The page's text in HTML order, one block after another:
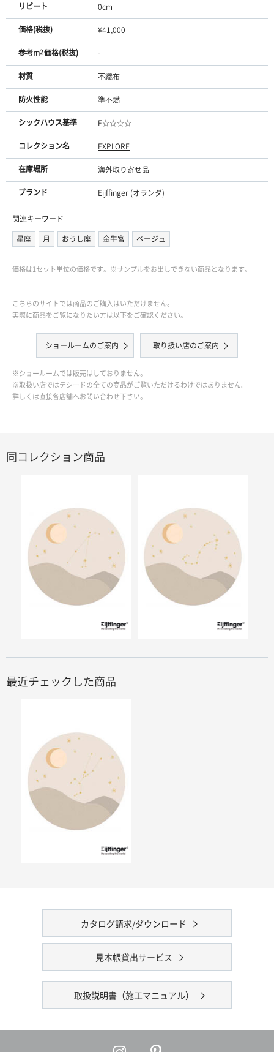
リピート 0cm
価格(税抜) ¥41,000
参考m2価格(税抜) -
材質 不織布
防火性能 準不燃
シックハウス基準 F☆☆☆☆
コレクション名 EXPLORE
在庫場所 海外取り寄せ品
ブランド Eijffinger (オランダ)
関連キーワード
星座
月 おうし座 金牛宮 ベージュ
価格は1セット単位の価格です。※サンプルをお出しできない商品となります。
こちらのサイトでは商品のご購入はいただけません。
実際に商品をご覧になりたい方は以下をご確認ください。
ショールームのご案内 取り扱い店のご案内
※ショールームでは販売はしておりません。
※取扱い店ではテシードの全ての商品がご覧いただけるわけではありません。
詳しくは直接各店舗へお問い合わせ下さい。
同コレクション商品
最近チェックした商品
カタログ請求/ダウンロード
見本帳貸出サービス
取扱説明書（施工マニュアル）